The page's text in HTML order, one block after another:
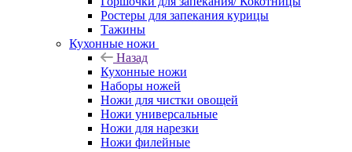
Ростеры для запекания курицы
Тажины
Кухонные ножи
Назад
Кухонные ножи
Наборы ножей
Ножи для чистки овощей
Ножи универсальные
Ножи для нарезки
Ножи филейные